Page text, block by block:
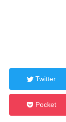
Twitter
Pocket